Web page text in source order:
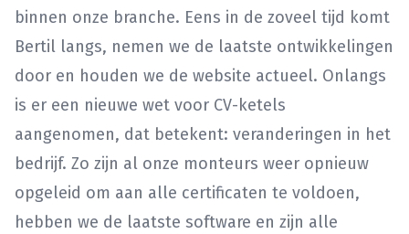
binnen onze branche. Eens in de zoveel tijd komt
Bertil langs, nemen we de laatste ontwikkelingen
door en houden we de website actueel. Onlangs
is er een nieuwe wet voor CV-ketels
aangenomen, dat betekent: veranderingen in het
bedrijf. Zo zijn al onze monteurs weer opnieuw
opgeleid om aan alle certificaten te voldoen,
hebben we de laatste software en zijn alle